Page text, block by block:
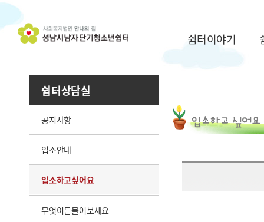
쉼터이야기
쉼터상담실
공지사항
입소안내
입소하고싶어요
무엇이든물어보세요